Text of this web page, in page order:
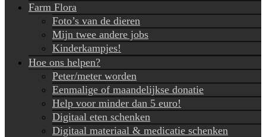
Farm Flora
Foto’s van de dieren
Mijn twee andere jobs
Kinderkampjes!
Hoe ons helpen?
Peter/meter worden
Eenmalige of maandelijkse donatie
Help voor minder dan 5 euro!
Digitaal eten schenken
Digitaal materiaal & medicatie schenken